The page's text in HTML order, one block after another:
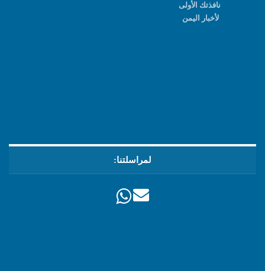
نافذتك الأولى
لأخبار اليمن
لمراسلتنا: